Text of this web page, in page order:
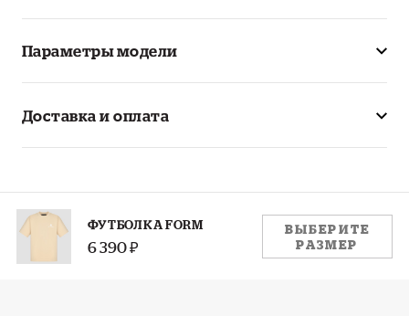
Параметры модели
Доставка и оплата
РАЗМЕР:
ФУТБОЛКА FORM
6 390 ₽
ВЫБЕРИТЕ
РАЗМЕР